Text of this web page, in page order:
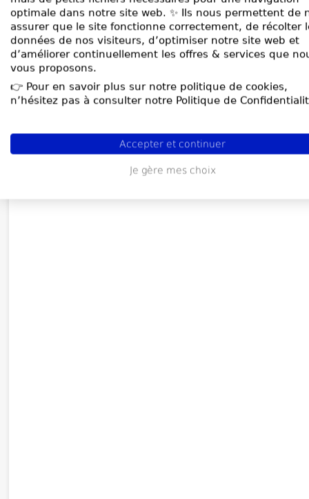
optimale dans notre site web. ✨ Ils nous permettent de
assurer que le site fonctionne correctement, de récolter
données de nos visiteurs, d’optimiser notre site web et
d’améliorer continuellement les offres & services que
vous proposons.
👉 Pour en savoir plus sur notre politique de cookies,
n’hésitez pas à consulter notre Politique de
Accepter et continuer
Je gère mes choix